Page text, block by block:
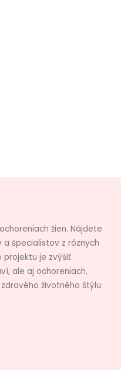
žien. Nájdete
špecialistov z rôznych
je zvýšiť
ale aj ochoreniach,
životného štýlu.